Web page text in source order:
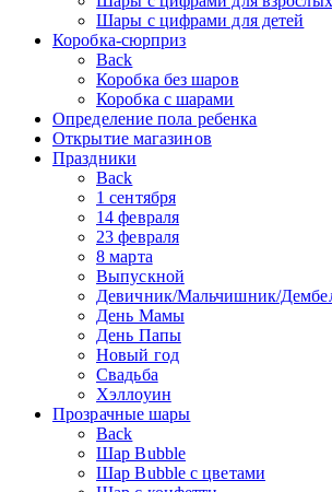
Шары с цифрами для детей
Коробка-сюрприз
Back
Коробка без шаров
Коробка с шарами
Определение пола ребенка
Открытие магазинов
Праздники
Back
1 сентября
14 февраля
23 февраля
8 марта
Выпускной
Девичник/Мальчишник/
День Мамы
День Папы
Новый год
Свадьба
Хэллоуин
Прозрачные шары
Back
Шар Bubble
Шар Bubble с цветами